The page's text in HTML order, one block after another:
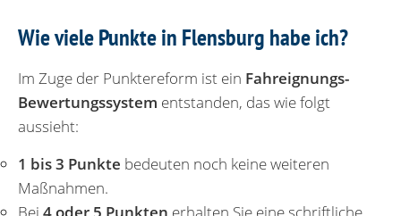
Wie viele Punkte in Flensburg habe ich?
Im Zuge der Punktereform ist ein Fahreignungs-
Bewertungssystem entstanden, das wie folgt
aussieht:
1 bis 3 Punkte bedeuten noch keine weiteren
Maßnahmen.
Bei 4 oder 5 Punkten erhalten Sie eine schriftliche